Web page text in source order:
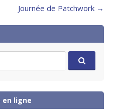
Journée de Patchwork →
en ligne